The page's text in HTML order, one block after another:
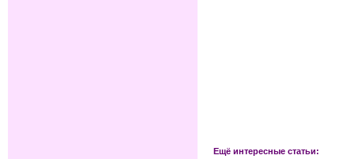
Ещё интересные статьи: